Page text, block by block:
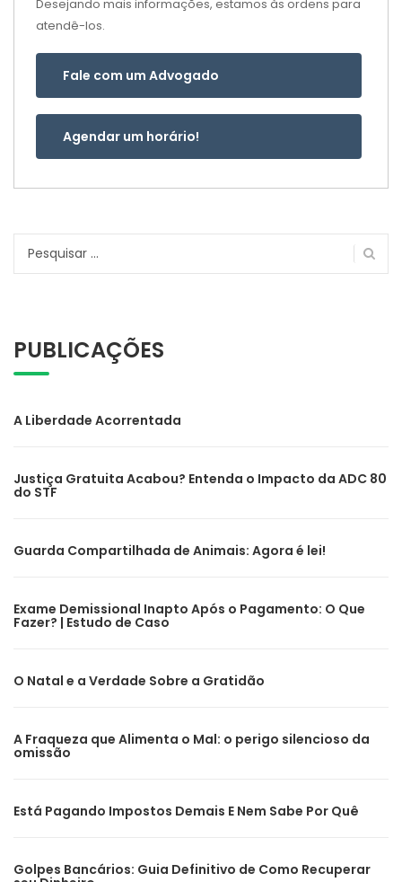
Desejando mais informações, estamos às ordens para
atendê-los.
Fale com um Advogado
Agendar um horário!
Pesquisar
PUBLICAÇÕES
A Liberdade Acorrentada
Justiça Gratuita Acabou? Entenda o Impacto da ADC 80
do STF
Guarda Compartilhada de Animais: Agora é lei!
Exame Demissional Inapto Após o Pagamento: O Que
Fazer? | Estudo de Caso
O Natal e a Verdade Sobre a Gratidão
A Fraqueza que Alimenta o Mal: o perigo silencioso da
omissão
Está Pagando Impostos Demais E Nem Sabe Por Quê
Golpes Bancários: Guia Definitivo de Como Recuperar